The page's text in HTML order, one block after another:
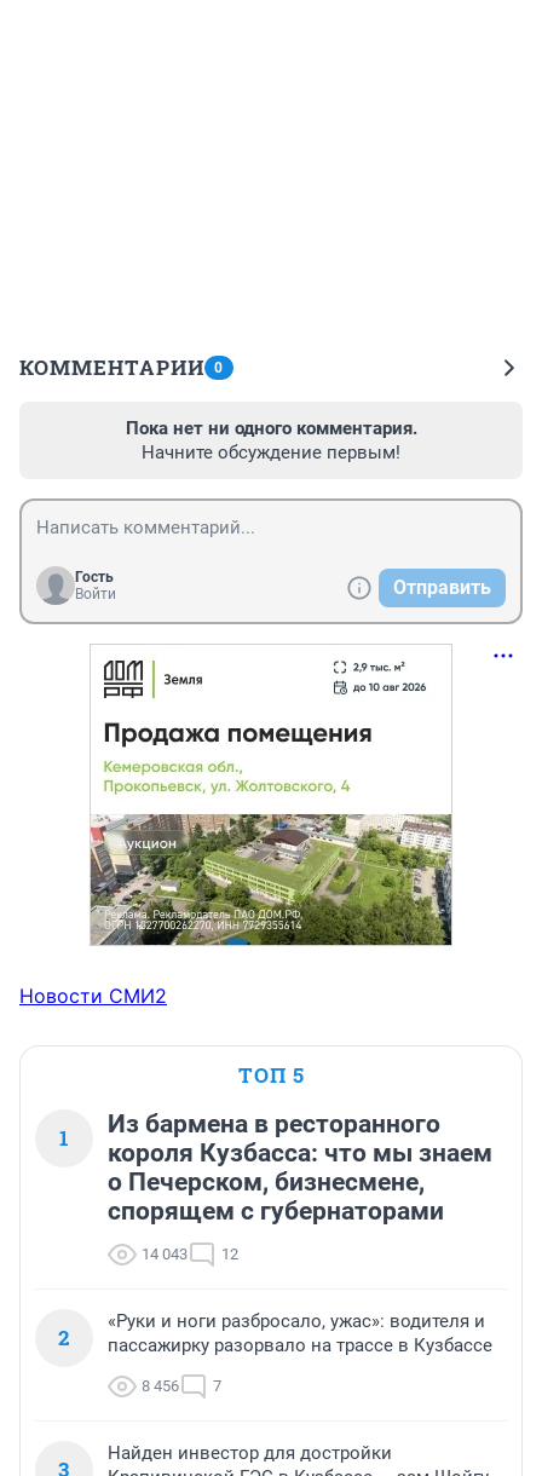
КОММЕНТАРИИ 0
Пока нет ни одного комментария.
Начните обсуждение первым!
Гость
Войти
Отправить
Новости СМИ2
ТОП 5
1
Из бармена в ресторанного
короля Кузбасса: что мы знаем
о Печерском, бизнесмене,
спорящем с губернаторами
14 043 12
2
«Руки и ноги разбросало, ужас»: водителя и
пассажирку разорвало на трассе в Кузбассе
8 456 7
3
Найден инвестор для достройки